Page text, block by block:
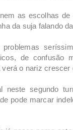
as escolhas
da suja falando
de confusão
o nariz
neste segundo
pode marcar